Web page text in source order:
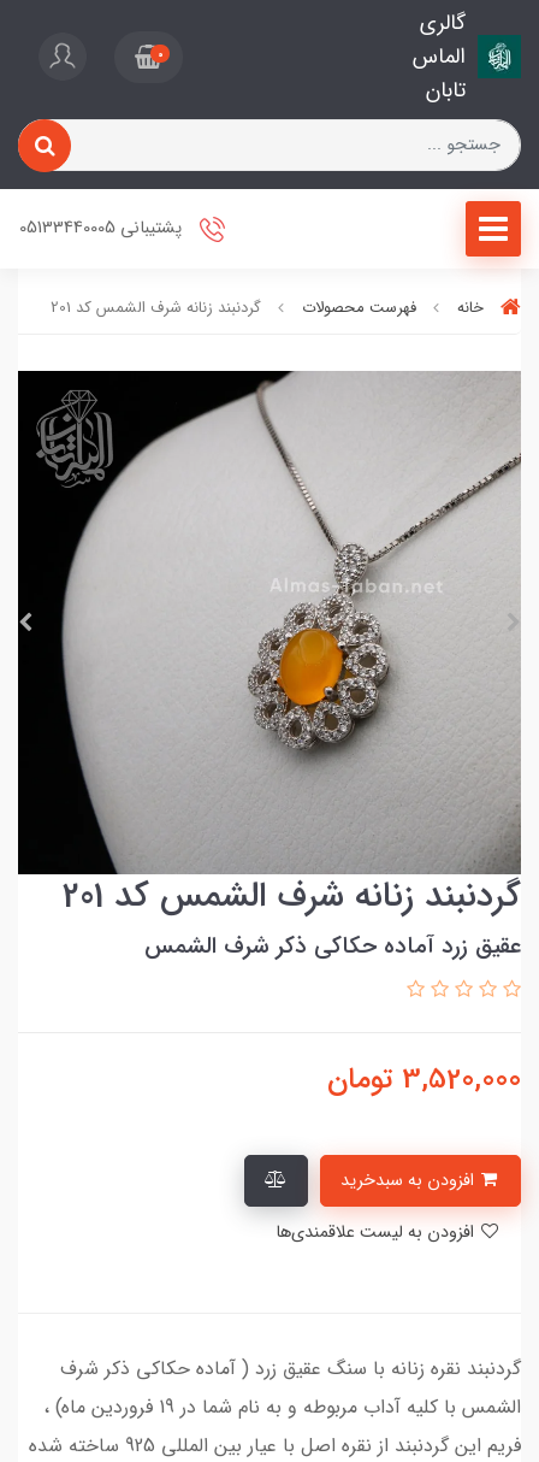
گالری
الماس
تابان
0
پشتیبانی 05133440005
خانه فهرست محصولات گردنبند زنانه شرف الشمس کد 201
گردنبند زنانه شرف الشمس کد 201
عقیق زرد آماده حکاکی ذکر شرف الشمس
3,520,000 تومان
گردنبند نقره زنانه با سنگ عقیق زرد ( آماده حکاکی ذکر شرف
الشمس با کلیه آداب مربوطه و به نام شما در 19 فروردین ماه) ،
فریم این گردنبند از نقره اصل با عیار بین المللی 925 ساخته شده